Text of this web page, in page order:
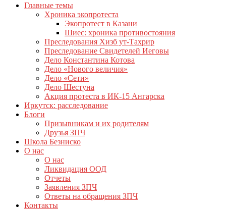
Главные темы
Хроника экопротеста
Экопротест в Казани
Шиес: хроника противостояния
Преследования Хизб ут-Тахрир
Преследование Свидетелей Иеговы
Дело Константина Котова
Дело «Нового величия»
Дело «Сети»
Дело Шестуна
Акция протеста в ИК-15 Ангарска
Иркутск: расследование
Блоги
Призывникам и их родителям
Друзья ЗПЧ
Школа Безниско
О нас
О нас
Ликвидация ООД
Отчеты
Заявления ЗПЧ
Ответы на обращения ЗПЧ
Контакты